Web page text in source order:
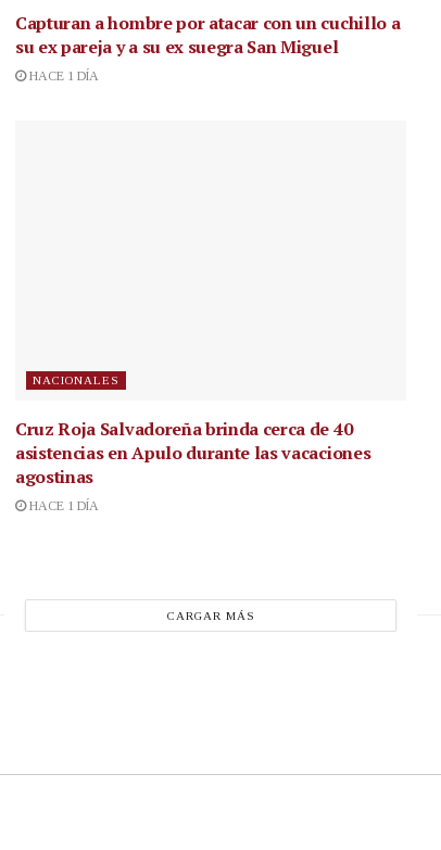
Capturan a hombre por atacar con un cuchillo a
su ex pareja y a su ex suegra San Miguel
HACE 1 DÍA
NACIONALES
Cruz Roja Salvadoreña brinda cerca de 40
asistencias en Apulo durante las vacaciones
agostinas
HACE 1 DÍA
CARGAR MÁS